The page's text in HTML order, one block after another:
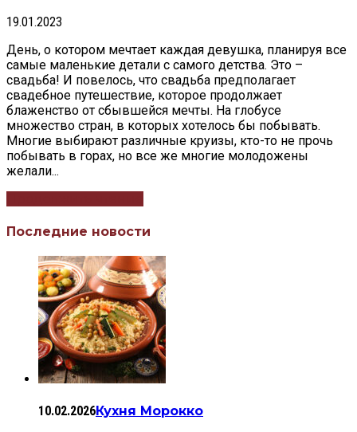
19.01.2023
День, о котором мечтает каждая девушка, планируя все
самые маленькие детали с самого детства. Это –
свадьба! И повелось, что свадьба предполагает
свадебное путешествие, которое продолжает
блаженство от сбывшейся мечты. На глобусе
множество стран, в которых хотелось бы побывать.
Многие выбирают различные круизы, кто-то не прочь
побывать в горах, но все же многие молодожены
желали...
Последние новости
10.02.2026Кухня Морокко